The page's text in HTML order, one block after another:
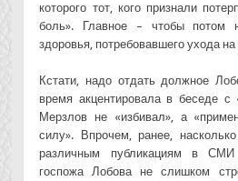
которого тот, кого признали
боль». Главное – чтобы потом
здоровья, потребовавшего ухода
Кстати, надо отдать должное
время акцентировала в беседе с
Мерзлов не «избивал», а
силу». Впрочем, ранее,
различным публикациям в СМИ
госпожа Лобова не слишком